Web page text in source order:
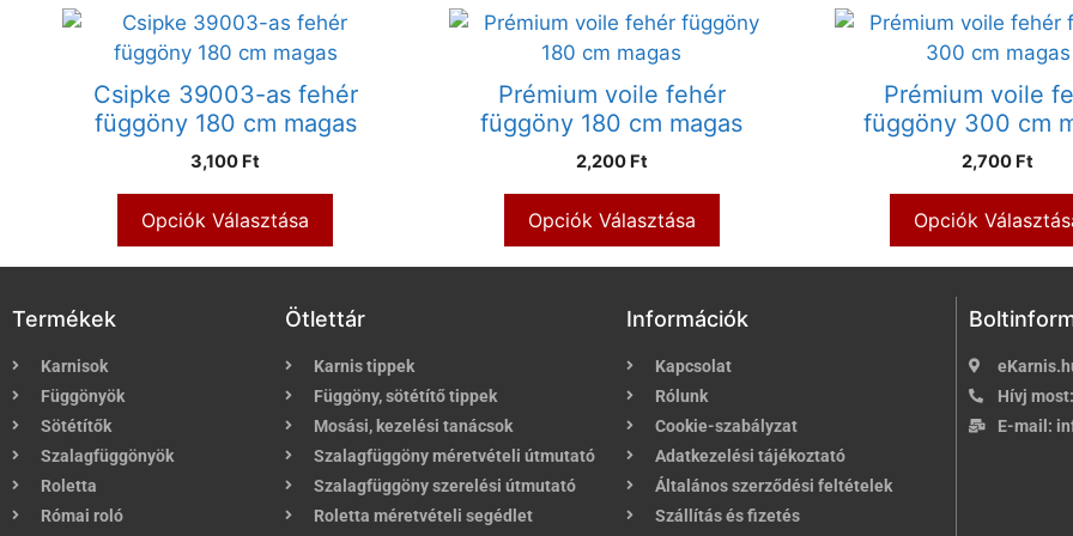
Csipke 39003-as fehér
függöny 180 cm magas
3,100 Ft
Opciók Választása
Prémium voile fehér
függöny 180 cm magas
2,200 Ft
Opciók Választása
Prémium voile
függöny 300 cm
2,700 Ft
Opciók
Termékek
Karnisok
Függönyök
Sötétítők
Szalagfüggönyök
Roletta
Római roló
Ötlettár
Karnis tippek
Függöny, sötétítő tippek
Mosási, kezelési tanácsok
Szalagfüggöny méretvételi útmutató
Szalagfüggöny szerelési útmutató
Roletta méretvételi segédlet
Információk
Kapcsolat
Rólunk
Cookie-szabályzat
Adatkezelési tájékoztató
Általános szerződési feltételek
Szállítás és fizetés
Hívj most:
E-mail: